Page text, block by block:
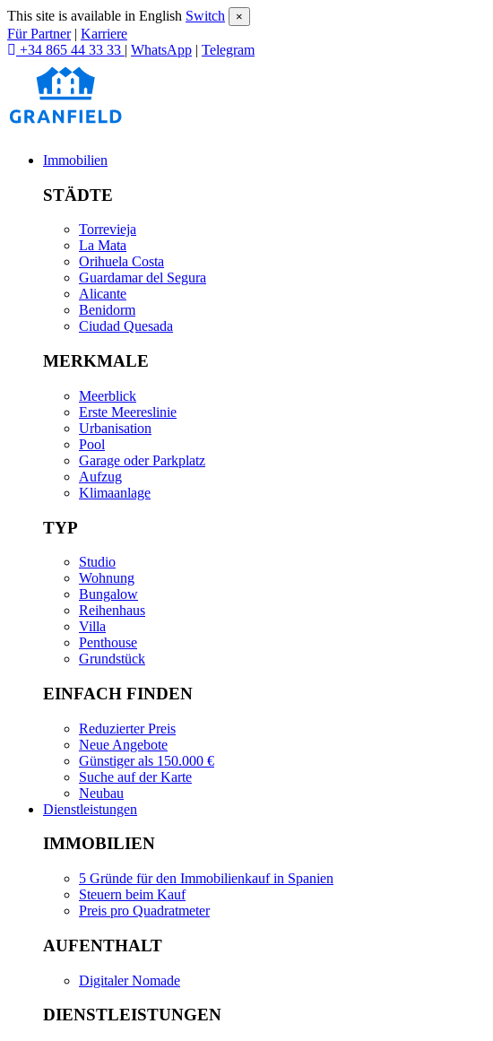
This site is available in English Switch ×
Für Partner | Karriere
+34 865 44 33 33 | WhatsApp | Telegram
Immobilien
STÄDTE
Torrevieja
La Mata
Orihuela Costa
Guardamar del Segura
Alicante
Benidorm
Ciudad Quesada
MERKMALE
Meerblick
Erste Meereslinie
Urbanisation
Pool
Garage oder Parkplatz
Aufzug
Klimaanlage
TYP
Studio
Wohnung
Bungalow
Reihenhaus
Villa
Penthouse
Grundstück
EINFACH FINDEN
Reduzierter Preis
Neue Angebote
Günstiger als 150.000 €
Suche auf der Karte
Neubau
Dienstleistungen
IMMOBILIEN
5 Gründe für den Immobilienkauf in Spanien
Steuern beim Kauf
Preis pro Quadratmeter
AUFENTHALT
Digitaler Nomade
DIENSTLEISTUNGEN